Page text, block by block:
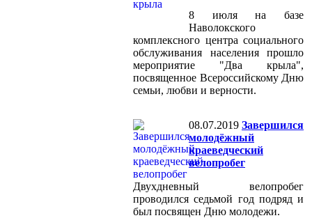
8 июля на базе
Наволокского
комплексного центра социального
обслуживания населения прошло
мероприятие "Два крыла",
посвященное Всероссийскому Дню
семьи, любви и верности.
08.07.2019 Завершился
молодёжный
краеведческий
велопробег
Двухдневный велопробег
проводился седьмой год подряд и
был посвящен Дню молодежи.